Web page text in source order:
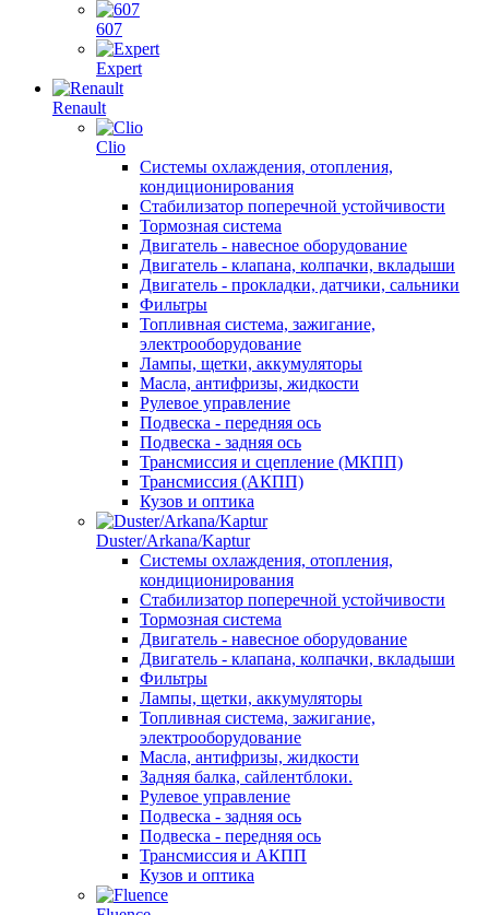
607
Expert
Renault
Clio
Системы охлаждения, отопления,
кондиционирования
Стабилизатор поперечной устойчивости
Тормозная система
Двигатель - навесное оборудование
Двигатель - клапана, колпачки, вкладыши
Двигатель - прокладки, датчики, сальники
Фильтры
Топливная система, зажигание,
электрооборудование
Лампы, щетки, аккумуляторы
Масла, антифризы, жидкости
Рулевое управление
Подвеска - передняя ось
Подвеска - задняя ось
Трансмиссия и сцепление (МКПП)
Трансмиссия (АКПП)
Кузов и оптика
Duster/Arkana/Kaptur
Системы охлаждения, отопления,
кондиционирования
Стабилизатор поперечной устойчивости
Тормозная система
Двигатель - навесное оборудование
Двигатель - клапана, колпачки, вкладыши
Фильтры
Лампы, щетки, аккумуляторы
Топливная система, зажигание,
электрооборудование
Масла, антифризы, жидкости
Задняя балка, сайлентблоки.
Рулевое управление
Подвеска - задняя ось
Подвеска - передняя ось
Трансмиссия и АКПП
Кузов и оптика